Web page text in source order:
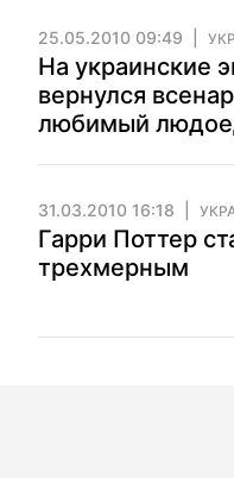
25.05.2010 09:49
На украинские
вернулся
любимый
31.03.2010 16:18
Гарри Поттер
трехмерным